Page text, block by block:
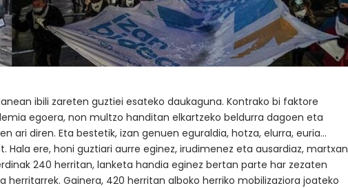
lanean ibili zareten guztiei esateko daukaguna. Kontrako bi faktore
egoera, non multzo handitan elkartzeko beldurra dagoen eta
ari diren. Eta bestetik, izan genuen eguraldia, hotza, elurra, euria…
Hala ere, honi guztiari aurre eginez, irudimenez eta ausardiaz, martxan
240 herritan, lanketa handia eginez bertan parte har zezaten
herritarrek. Gainera, 420 herritan alboko herriko mobilizaziora joateko